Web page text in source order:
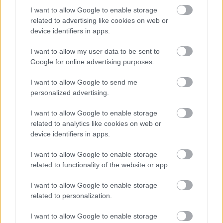
I want to allow Google to enable storage
related to advertising like cookies on web or
device identifiers in apps.
I want to allow my user data to be sent to
Google for online advertising purposes.
I want to allow Google to send me
personalized advertising.
I want to allow Google to enable storage
related to analytics like cookies on web or
device identifiers in apps.
I want to allow Google to enable storage
related to functionality of the website or app.
I want to allow Google to enable storage
related to personalization.
I want to allow Google to enable storage
Hírlevél feliratkozás
Adja meg keresztnevét:
meg e-mail címét:
Megismertem és elfogadom a
Nem szeretne lemaradni semmiről? Csak egy kattintás, és hírlevelünk a
postaládájába érkezik!
A SZOL24 legfrissebb 24 cikke
Ilyenek eddig a tapasztalatok a vendégektől – a hőhullám